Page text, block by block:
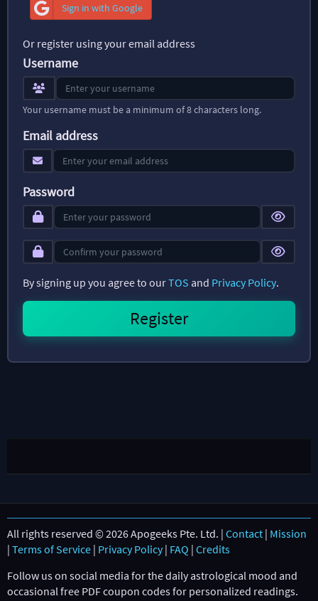
Sign in with Google
Or register using your email address
Username
Your username must be a minimum of 8 characters long.
Email address
Password
By signing up you agree to ourTOS and Privacy Policy.
All rights reserved © 2026 Apogeeks Pte. Ltd. | Contact | Mission
| Terms of Service | Privacy Policy| FAQ | Credits
Follow us on social media for the daily astrological mood and
occasional free PDF coupon codes for personalized readings.